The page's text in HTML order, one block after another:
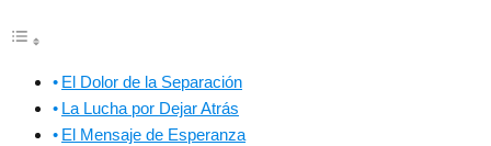
El Dolor de la Separación
La Lucha por Dejar Atrás
El Mensaje de Esperanza